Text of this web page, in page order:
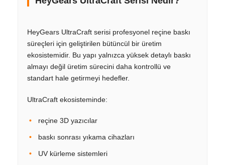
HeyGears UltraCraft serisi profesyonel reçine baskı
süreçleri için geliştirilen bütüncül bir üretim
ekosistemidir. Bu yapı yalnızca yüksek detaylı baskı
almayı değil üretim sürecini daha kontrollü ve
standart hale getirmeyi hedefler.
UltraCraft ekosisteminde:
reçine 3D yazıcılar
baskı sonrası yıkama cihazları
UV kürleme sistemleri